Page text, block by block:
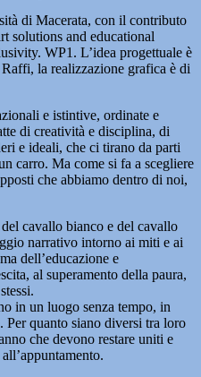
di Macerata, con il contributo
solutions and educational
WP1. L’idea progettuale è
la realizzazione grafica è di
e istintive, ordinate e
di creatività e disciplina, di
e ideali, che ci tirano da parti
carro. Ma come si fa a scegliere
che abbiamo dentro di noi,
cavallo bianco e del cavallo
narrativo intorno ai miti e ai
dell’educazione e
al superamento della paura,
in un luogo senza tempo, in
Per quanto siano diversi tra loro
che devono restare uniti e